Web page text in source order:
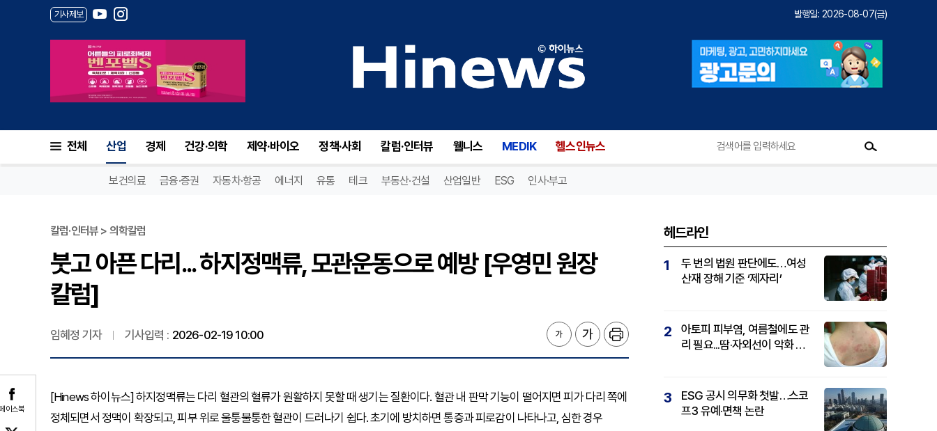
기사제보 발행일: 2026-08-07(금)
전체 산업 경제 건강·의학 제약·바이오 정책·사회 칼럼·인터뷰 웰니스 MEDIK 헬스인뉴스
보건의료 금융·증권 자동차·항공 에너지 유통 테크 부동산·건설 산업일반 ESG 인사·부고
이스북
칼럼·인터뷰 > 의학칼럼
붓고 아픈 다리... 하지정맥류, 모관운동으로 예방 [우영민 원장
칼럼]
임혜정 기자 기사입력 : 2026-02-19 10:00
[Hinews 하이뉴스] 하지정맥류는 다리 혈관의 혈류가 원활하지 못할 때 생기는 질환이다. 혈관 내 판막 기능이 떨어지면 피가 다리 쪽에
정체되면서 정맥이 확장되고, 피부 위로 울퉁불퉁한 혈관이 드러나기 쉽다. 초기에 방치하면 통증과 피로감이 나타나고, 심한 경우
헤드라인
1
두 번의 법원 판단에도…여성
산재 장해 기준 ‘제자리’
2
아토피 피부염, 여름철에도 관
리 필요...땀·자외선이 악화 요
3
ESG 공시 의무화 첫발…스코
프3 유예·면책 논란